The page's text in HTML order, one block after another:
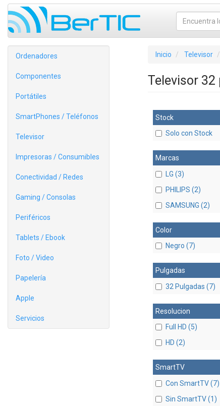
Ordenadores
Componentes
Portátiles
SmartPhones / Teléfonos
Televisor
Impresoras / Consumibles
Conectividad / Redes
Gaming / Consolas
Periféricos
Tablets / Ebook
Foto / Video
Papelería
Apple
Servicios
Inicio Televisor
Televisor 32
Stock
Solo con Stock
Marcas
LG (3)
PHILIPS (2)
SAMSUNG (2)
Color
Negro (7)
Pulgadas
32 Pulgadas (7)
Resolucion
Full HD (5)
HD (2)
SmartTV
Con SmartTV (7)
Sin SmartTV (1)